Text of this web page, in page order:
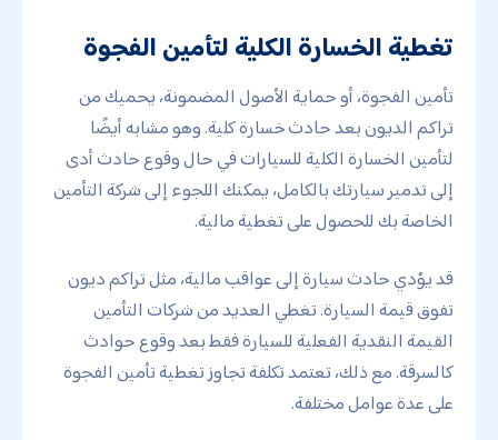
تغطية الخسارة الكلية لتأمين الفجوة
تأمين الفجوة، أو حماية الأصول المضمونة، يحميك من
تراكم الديون بعد حادث خسارة كلية. وهو مشابه أيضًا
لتأمين الخسارة الكلية للسيارات في حال وقوع حادث أدى
إلى تدمير سيارتك بالكامل، يمكنك اللجوء إلى شركة التأمين
الخاصة بك للحصول على تغطية مالية.
قد يؤدي حادث سيارة إلى عواقب مالية، مثل تراكم ديون
تفوق قيمة السيارة. تغطي العديد من شركات التأمين
القيمة النقدية الفعلية للسيارة فقط بعد وقوع حوادث
كالسرقة. مع ذلك، تعتمد تكلفة تجاوز تغطية تأمين الفجوة
على عدة عوامل مختلفة.